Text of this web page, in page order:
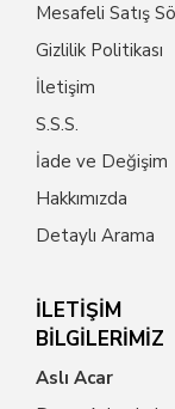
Mesafeli Satış
Gizlilik Politikası
İletişim
S.S.S.
İade ve Değişim
Hakkımızda
Detaylı Arama
İLETİŞİM
BİLGİLERİMİZ
Aslı Acar